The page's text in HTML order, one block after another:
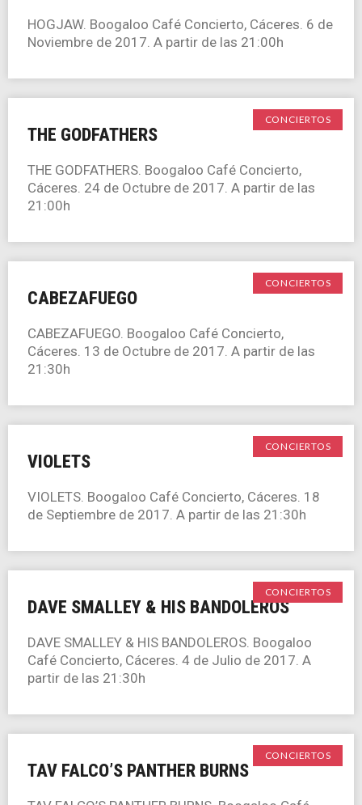
HOGJAW. Boogaloo Café Concierto, Cáceres. 6 de
Noviembre de 2017. A partir de las 21:00h
CONCIERTOS
THE GODFATHERS
THE GODFATHERS. Boogaloo Café Concierto,
Cáceres. 24 de Octubre de 2017. A partir de las
21:00h
CONCIERTOS
CABEZAFUEGO
CABEZAFUEGO. Boogaloo Café Concierto,
Cáceres. 13 de Octubre de 2017. A partir de las
21:30h
CONCIERTOS
VIOLETS
VIOLETS. Boogaloo Café Concierto, Cáceres. 18
de Septiembre de 2017. A partir de las 21:30h
CONCIERTOS
DAVE SMALLEY & HIS BANDOLEROS
DAVE SMALLEY & HIS BANDOLEROS. Boogaloo
Café Concierto, Cáceres. 4 de Julio de 2017. A
partir de las 21:30h
CONCIERTOS
TAV FALCO’S PANTHER BURNS